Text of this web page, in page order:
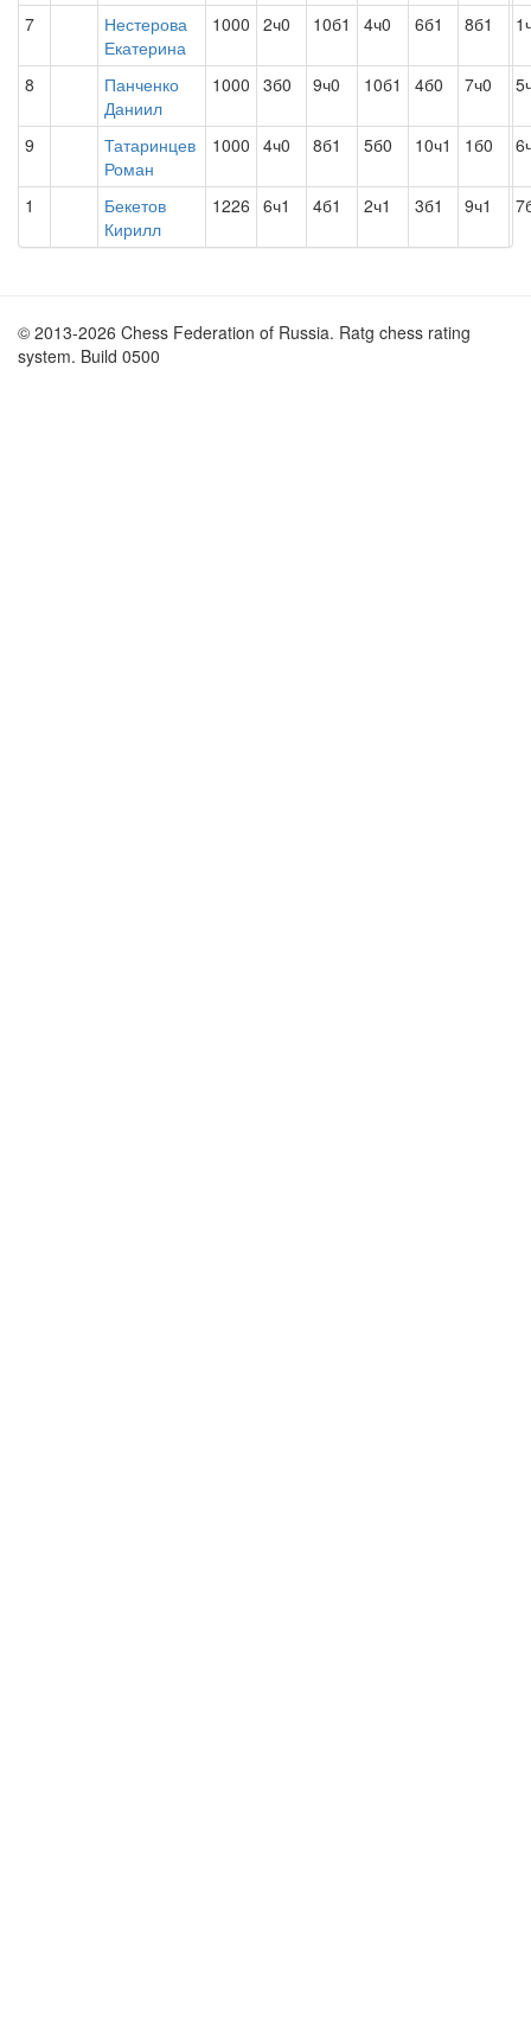
7
Нестерова
Екатерина
1000 2ч0 10б1 4ч0 6б1 8б1
8
Панченко
Даниил
1000 3б0 9ч0 10б1 4б0 7ч0
9
Татаринцев
Роман
1000 4ч0 8б1 5б0 10ч1 1б0
1
Бекетов
Кирилл
1226 6ч1 4б1 2ч1 3б1 9ч1
© 2013-2026 Chess Federation of Russia. Ratg chess rating
system. Build 0500